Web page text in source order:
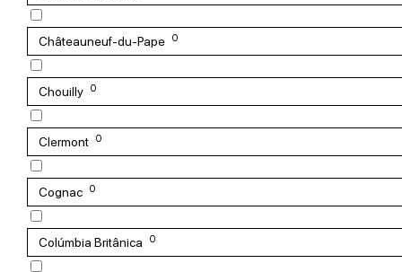
Châteauneuf-du-Pape 0
Chouilly 0
Clermont 0
Cognac 0
Colúmbia Britânica 0